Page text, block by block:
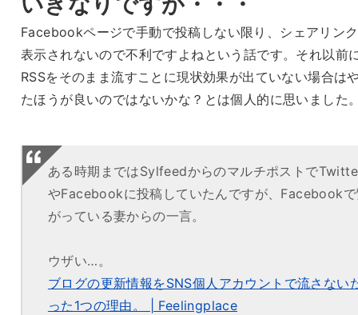
Facebookページで手動で投稿しない限り、シェアリン
表示されないので不利ですよねという話です。それ以前
RSSをそのまま流すことに現状効果が出ていない場合は
たほうが良いのではないかな？とは個人的に思いました
ある時期まではSylfeedからのマルチポストで
やFacebookに投稿していたんですが、Facebook
がっている妻からの一言。
ウザい…。
ブログの更新情報をSNS個人アカウントで流さない
った1つの理由。 | Feelingplace